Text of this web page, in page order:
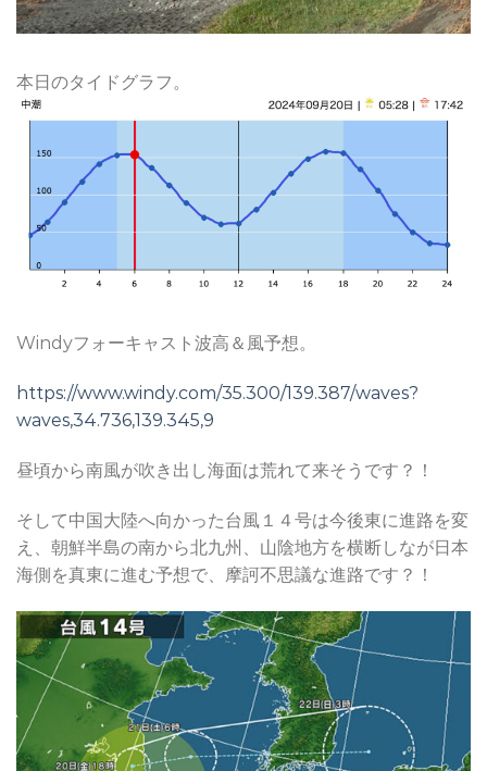
本日のタイドグラフ。
Windyフォーキャスト波高＆風予想。
https://www.windy.com/35.300/139.387/waves?
waves,34.736,139.345,9
昼頃から南風が吹き出し海面は荒れて来そうです？！
そして中国大陸へ向かった台風１４号は今後東に進路を変
え、朝鮮半島の南から北九州、山陰地方を横断しなが日本
海側を真東に進む予想で、摩訶不思議な進路です？！